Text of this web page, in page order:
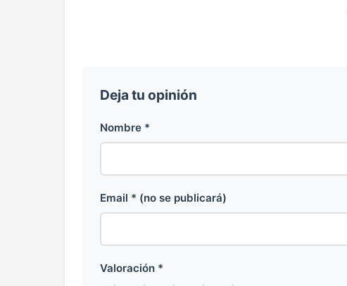
Deja tu opinión
Nombre *
Email * (no se publicará)
Valoración *